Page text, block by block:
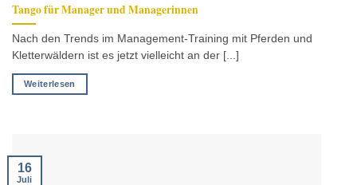
Tango für Manager und Managerinnen
Nach den Trends im Management-Training mit Pferden und
Kletterwäldern ist es jetzt vielleicht an der [...]
Weiterlesen
16
Juli